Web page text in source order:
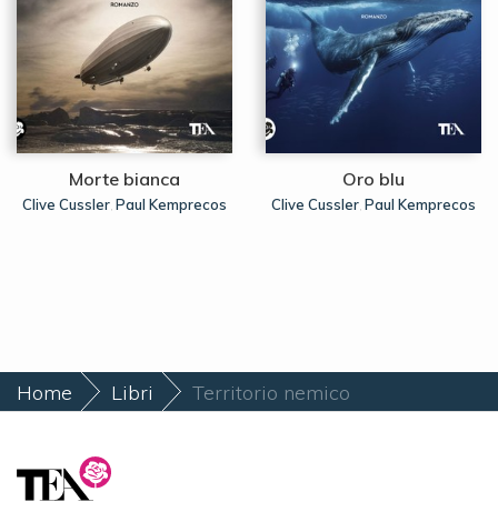
Morte bianca
Clive Cussler, Paul Kemprecos
Oro blu
Clive Cussler, Paul Kemprecos
Home Libri Territorio nemico